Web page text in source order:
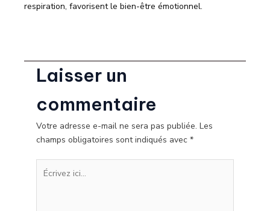
respiration, favorisent le bien-être émotionnel.
Laisser un
commentaire
Votre adresse e-mail ne sera pas publiée. Les
champs obligatoires sont indiqués avec *
Écrivez
ici…